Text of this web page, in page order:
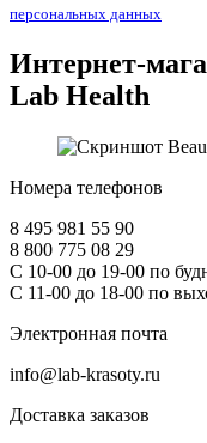
персональных данных
Интернет-
Lab Health
Номера телефонов
8 495 981 55 90
8 800 775 08 29
С 10-00 до 19-00 по
С 11-00 до 18-00 по
Электронная почта
info@lab-krasoty.ru
Доставка заказов